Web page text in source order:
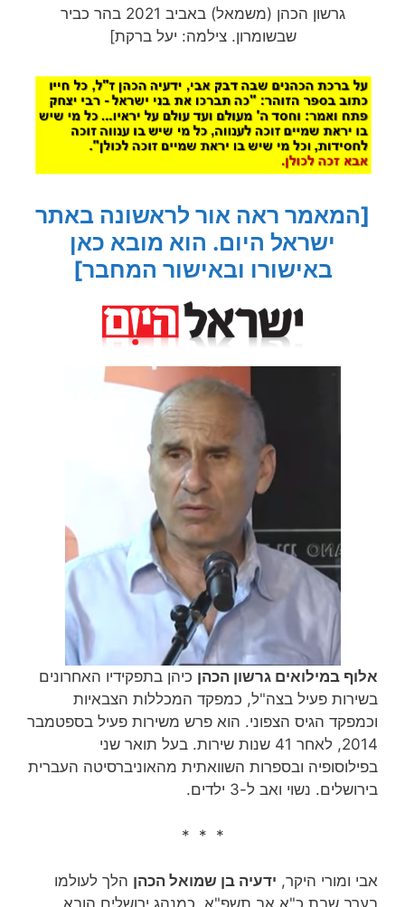
גרשון הכהן (משמאל) באביב 2021 בהר כביר
שבשומרון. צילמה: יעל ברקת]
[המאמר ראה אור לראשונה באתר
ישראל היום. הוא מובא כאן
באישורו ובאישור המחבר]
אלוף במילואים גרשון הכהן כיהן בתפקידיו האחרונים
בשירות פעיל בצה"ל, כמפקד המכללות הצבאיות
וכמפקד הגיס הצפוני. הוא פרש משירות פעיל בספטמבר
2014, לאחר 41 שנות שירות‏. בעל תואר שני
בפילוסופיה ובספרות השוואתית מהאוניברסיטה העברית
בירושלים. נשוי ואב ל-3 ילדים.
* * *
אבי ומורי היקר, ידעיה בן שמואל הכהן הלך לעולמו
בערב שבת כ"א אב תשפ"א. כמנהג ירושלים הובא